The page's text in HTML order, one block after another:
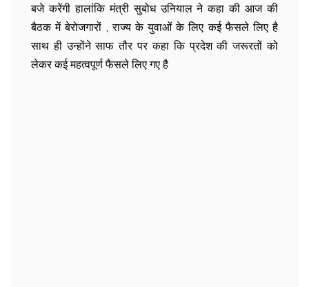
बजे करेंगी हालांकि मंत्री सुबोध उनियाल ने कहा की आज की
बैठक में बेरोजगारों , राज्य के युवाओं के लिए कई फैसले लिए है
साथ ही उन्होंने साफ तौर पर कहा कि प्रदेश की जरूरतों को
लेकर कई महत्वपूर्ण फैसले लिए गए है